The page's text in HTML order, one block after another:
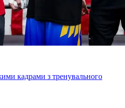
кадрами з тренувального